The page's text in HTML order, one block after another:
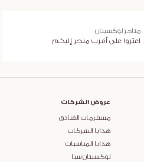
متاجر لوكسيتان
اعثروا على أقرب متجر إليكم
عروض الشركات
مستلزمات الفنادق
هدايا الشركات
هدايا المناسبات
لوكسيتان سبا